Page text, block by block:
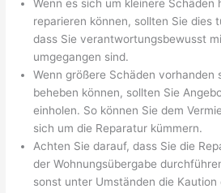
Wenn es sich um kleinere Schäden
reparieren können, sollten Sie dies
dass Sie verantwortungsbewusst
umgegangen sind.
Wenn größere Schäden vorhanden
beheben können, sollten Sie
einholen. So können Sie dem
sich um die Reparatur kümmern.
Achten Sie darauf, dass Sie die
der Wohnungsübergabe
sonst unter Umständen die